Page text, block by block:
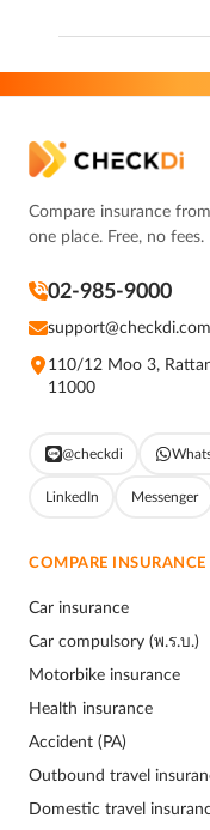
Compare insurance
one place. Free, no fees.
02-985-9000
support@checkdi.com
110/12 Moo 3,
11000
@checkdi
LinkedIn Messenger
COMPARE INSURANCE
Car insurance
Car compulsory (พ.ร.บ.)
Motorbike insurance
Health insurance
Accident (PA)
Outbound travel
Domestic travel